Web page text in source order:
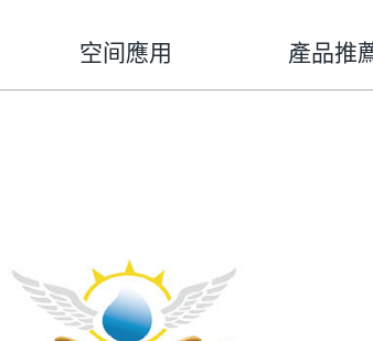
空间應用 產品推